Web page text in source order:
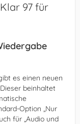
97 für
es einen neuen
beinhaltet
Option „Nur
für „Audio und